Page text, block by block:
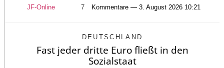
JF-Online 7 Kommentare — 3. August 2026 10:21
DEUTSCHLAND
Fast jeder dritte Euro fließt in den
Sozialstaat